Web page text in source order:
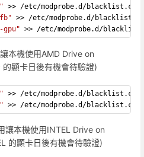
>> /etc/modprobe.d/blacklist.conf
>> /etc/modprobe.d/
>> /etc/modprobe.d/
本機使用AMD Drive on
顯卡日後有機會待驗證)
>> /etc/modprobe.d/blacklist.conf
>> /etc/modprobe.d/blacklist.conf
讓本機使用INTEL Drive on
的顯卡日後有機會待驗證)